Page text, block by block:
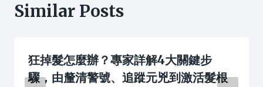
Similar Posts
狂掉髮怎麼辦？專家詳解4大關鍵步
驟，由釐清警號、追蹤元兇到激活髮根